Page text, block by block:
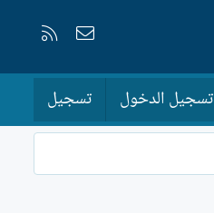
إتصل بنا
تسجيل الدخول تسجيل